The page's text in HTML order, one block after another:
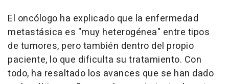
El oncólogo ha explicado que la enfermedad
metastásica es "muy heterogénea" entre tipos
de tumores, pero también dentro del propio
paciente, lo que dificulta su tratamiento. Con
todo, ha resaltado los avances que se han dado